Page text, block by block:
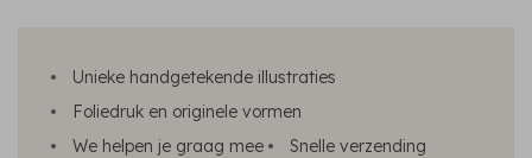
Unieke handgetekende illustraties
Foliedruk en originele vormen
We helpen je graag mee
Snelle verzending